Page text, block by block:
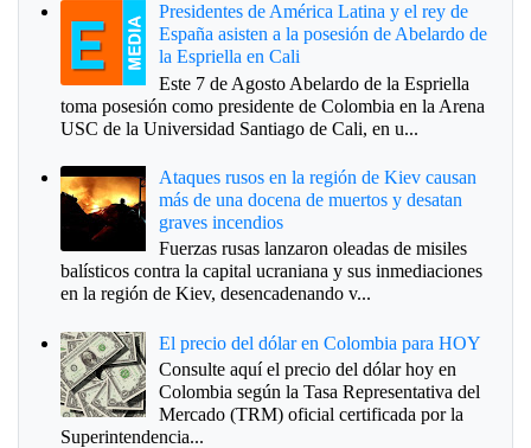
Presidentes de América Latina y el rey de
España asisten a la posesión de Abelardo de
la Espriella en Cali
Este 7 de Agosto Abelardo de la Espriella
toma posesión como presidente de Colombia en la Arena
USC de la Universidad Santiago de Cali, en u...
Ataques rusos en la región de Kiev causan
más de una docena de muertos y desatan
graves incendios
Fuerzas rusas lanzaron oleadas de misiles
balísticos contra la capital ucraniana y sus inmediaciones
en la región de Kiev, desencadenando v...
El precio del dólar en Colombia para HOY
Consulte aquí el precio del dólar hoy en
Colombia según la Tasa Representativa del
Mercado (TRM) oficial certificada por la
Superintendencia...